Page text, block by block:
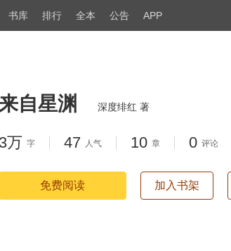
书库 排行 全本 公告 APP
来自星渊 深度绯红 著
3万 字 47 人气 10 章 0 评论
免费阅读 加入书架